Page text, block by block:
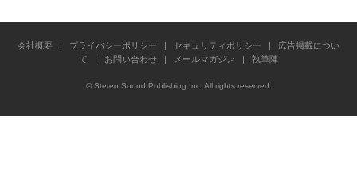
会社概要 | プライバシーポリシー | セキュリティポリシー | 広告掲載につい
て | お問い合わせ | メールマガジン | 執筆陣
© Stereo Sound Publishing Inc. All rights reserved.